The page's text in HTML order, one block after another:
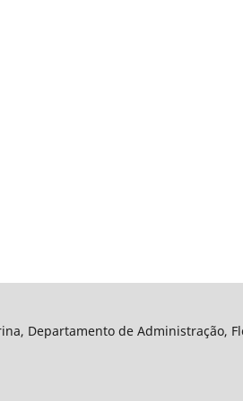
Departamento de Administração,